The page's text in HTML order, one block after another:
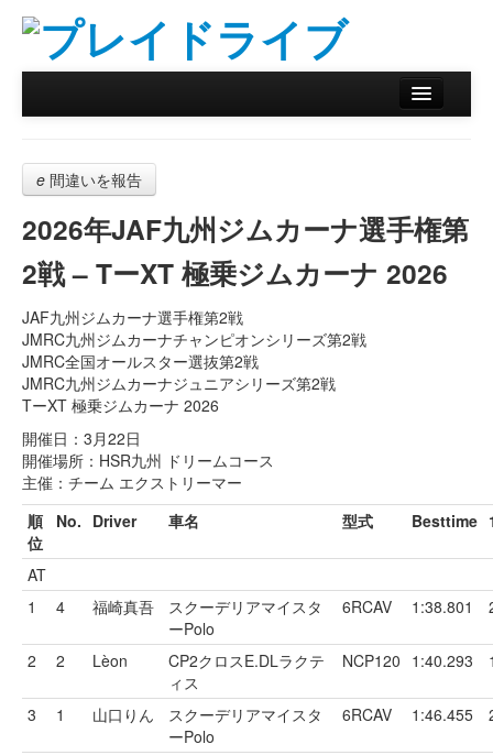
ニュース
リザルトデータベース
バックナンバー
オンラインストア
e 間違いを報告
2026年JAF九州ジムカーナ選手権第
2戦 – TーXT 極乗ジムカーナ 2026
JAF九州ジムカーナ選手権第2戦
JMRC九州ジムカーナチャンピオンシリーズ第2戦
JMRC全国オールスター選抜第2戦
JMRC九州ジムカーナジュニアシリーズ第2戦
TーXT 極乗ジムカーナ 2026
開催日：3月22日
開催場所：HSR九州 ドリームコース
主催：チーム エクストリーマー
順
位
No. Driver 車名 型式 Besttime
AT
1
4 福崎真吾
スクーデリアマイスタ
ーPolo
6RCAV 1:38.801
2 2 Lèon
CP2クロスE.DLラクテ
ィス
NCP120 1:40.293
3 1 山口りん
スクーデリアマイスタ
ーPolo
6RCAV 1:46.455